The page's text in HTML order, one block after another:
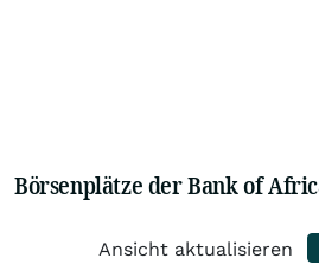
Börsenplätze der Bank of
Ansicht aktualisieren